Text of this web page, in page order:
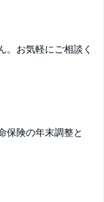
。お気軽にご相談く
保険の年末調整と